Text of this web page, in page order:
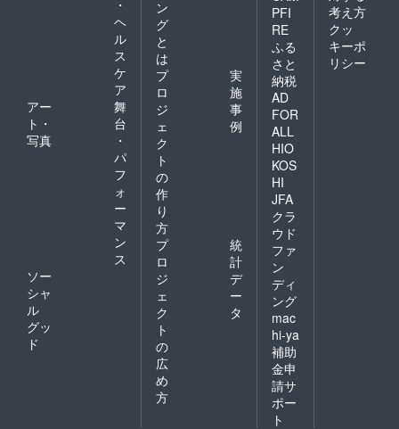
・
ヘ
ル
ス
ケ
ア
アー
ト・
写真
舞
台
・
パ
フ
ォ
ー
マ
ン
ス
ソー
シャ
ル
グッ
ド
ン
グ
と
は
プ
ロ
ジ
ェ
ク
ト
の
作
り
方
実
施
事
例
プ
ロ
ジ
ェ
ク
ト
の
広
め
方
統
計
デ
ー
タ
PFI
RE
ふる
さと
納税
AD
FOR
ALL
HIO
KOS
HI
JFA
クラ
ウド
ファ
ン
ディ
ング
mac
hi-ya
補助
金申
請サ
ポー
ト
考え方
クッ
キーポ
リシー